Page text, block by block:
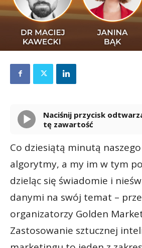
Naciśnij przycisk odtwarzania, aby odsłuchać
tę zawartość
Co dziesiątą minutą
algorytmy, a my im w tym
dzieląc się świadomie i
danymi na swój temat –
organizatorzy Golden
Zastosowanie sztucznej